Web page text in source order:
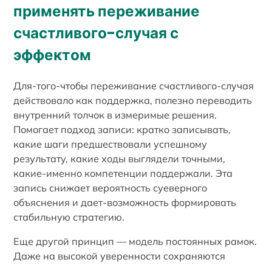
применять переживание
счастливого-случая с
эффектом
Для-того-чтобы переживание счастливого-случая
действовало как поддержка, полезно переводить
внутренний толчок в измеримые решения.
Помогает подход записи: кратко записывать,
какие шаги предшествовали успешному
результату, какие ходы выглядели точными,
какие-именно компетенции поддержали. Эта
запись снижает вероятность суеверного
объяснения и дает-возможность формировать
стабильную стратегию.
Еще другой принцип — модель постоянных рамок.
Даже на высокой уверенности сохраняются